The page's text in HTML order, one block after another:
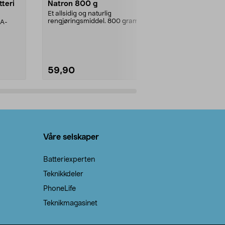
Natron 800 g
Et allsidig og naturlig
rengjøringsmiddel. 800 gram
59,90
Våre selskaper
Batteriexperten
Teknikkdeler
PhoneLife
Teknikmagasinet